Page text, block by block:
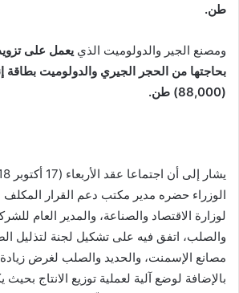
طن.
ومصنع الجير والدولوميت الذي يعمل على
بحاجتها من الحجر الجيري والدولوميت بطاقة
(88,000) طن.
الوزراء حضره مدير مكتب دعم القرار المكلف
لوزارة الاقتصاد والصناعة، والمدير العام
والصلب، اتفق فيه على تشكيل لجنة لتذليل
مصانع الإسمنت، والحديد والصلب لغرض زيادة
بالإضافة لوضع آلية لعملية توزيع الانتاج